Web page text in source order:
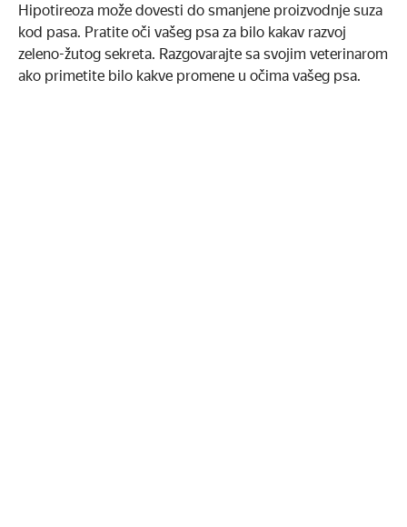
Hipotireoza može dovesti do smanjene proizvodnje suza
kod pasa. Pratite oči vašeg psa za bilo kakav razvoj
zeleno-žutog sekreta. Razgovarajte sa svojim veterinarom
ako primetite bilo kakve promene u očima vašeg psa.